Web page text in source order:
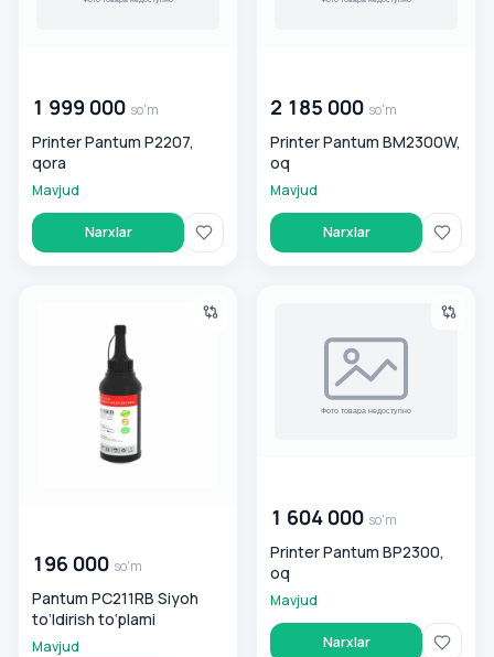
1 999 000 so'm
Printer Pantum P2207,
qora
Mavjud
Narxlar
2 185 000 so'm
Printer Pantum BM2300W,
oq
Mavjud
Narxlar
196 000 so'm
Pantum PC211RB Siyoh
to‘ldirish to‘plami
Mavjud
1 604 000 so'm
Printer Pantum BP2300,
oq
Mavjud
Narxlar